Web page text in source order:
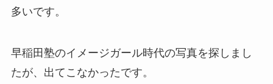
多いです。
早稲田塾のイメージガール時代の写真を探しまし
たが、出てこなかったです。